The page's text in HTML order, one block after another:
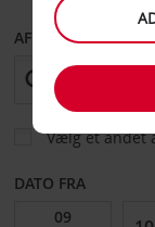
AFHENT FRA
Vælg et andet
DATO FRA